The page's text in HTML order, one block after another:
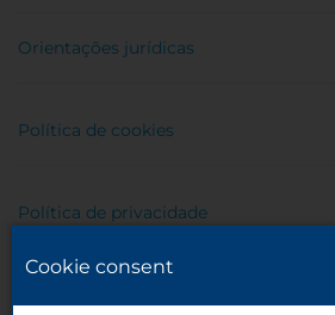
Orientações jurídicas
Política de cookies
Política de privacidade
Cookie consent